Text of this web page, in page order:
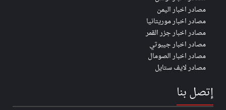
مصادر اخبار اليمن
مصادر اخبار موريتانيا
مصادر اخبار جزر القمر
مصادر اخبار جيبوتي
مصادر اخبار الصومال
مصادر لايف ستايل
إتصل بنا